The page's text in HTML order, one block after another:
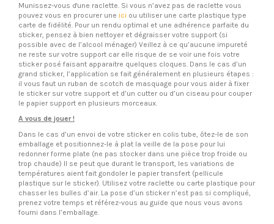
Munissez-vous d'une raclette. Si vous n’avez pas de raclette vous
pouvez vous en procurer une ici ou utiliser une carte plastique type
carte de fidélité. Pour un rendu optimal et une adhérence parfaite du
sticker, pensez à bien nettoyer et dégraisser votre support (si
possible avec de l’alcool ménager) Veillez à ce qu’aucune impureté
ne reste sur votre support car elle risque de se voir une fois votre
sticker posé faisant apparaitre quelques cloques. Dans le cas d’un
grand sticker, l’application se fait généralement en plusieurs étapes :
il vous faut un ruban de scotch de masquage pour vous aider à fixer
le sticker sur votre support et d’un cutter ou d’un ciseau pour couper
le papier support en plusieurs morceaux.
A vous de jouer !
Dans le cas d’un envoi de votre sticker en colis tube, ôtez-le de son
emballage et positionnez-le à plat la veille de la pose pour lui
redonner forme plate (ne pas stocker dans une pièce trop froide ou
trop chaude) Il se peut que durant le transport, les variations de
températures aient fait gondoler le papier transfert (pellicule
plastique sur le sticker). Utilisez votre raclette ou carte plastique pour
chasser les bulles d’air. La pose d’un sticker n’est pas si compliqué,
prenez votre temps et référez-vous au guide que nous vous avons
fourni dans l’emballage.